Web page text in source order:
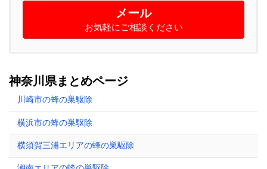
メール
お気軽にご相談ください
神奈川県まとめページ
川崎市の蜂の巣駆除
横浜市の蜂の巣駆除
横須賀三浦エリアの蜂の巣駆除